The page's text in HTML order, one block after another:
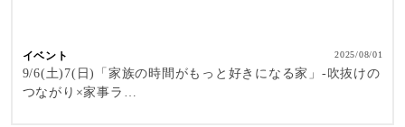
イベント 2025/08/01
9/6(土)7(日)「家族の時間がもっと好きになる家」-吹抜けの
つながり×家事ラ…